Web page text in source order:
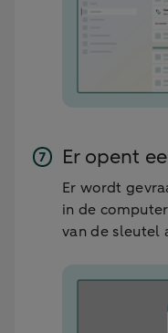
Er opent
Er wordt
in de
van de sleutel